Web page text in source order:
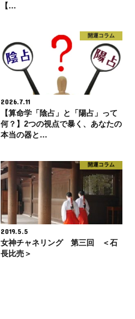
【…
開運コラム
2026.7.11
【算命学「陰占」と「陽占」って
何？】2つの視点で暴く、あなたの
本当の器と…
開運コラム
2019.5.5
女神チャネリング 第三回 ＜石
長比売＞